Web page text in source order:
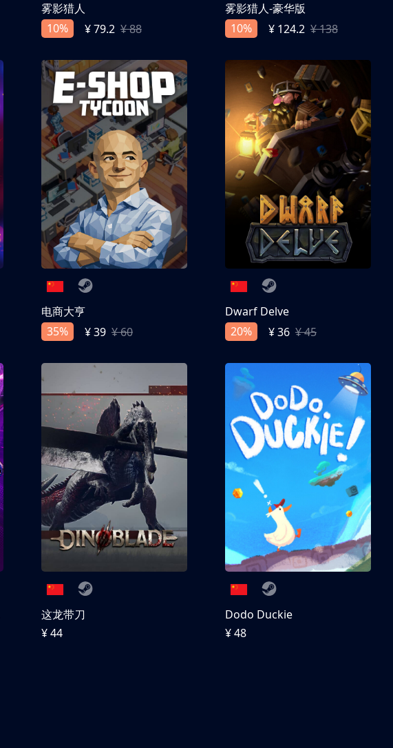
雾影猎人
10%
¥ 79.2 ¥ 88
雾影猎人-豪华版
10%
¥ 124.2 ¥ 138
电商大亨
35%
¥ 39 ¥ 60
Dwarf Delve
20%
¥ 36 ¥ 45
这龙带刀
¥ 44
Dodo Duckie
¥ 48